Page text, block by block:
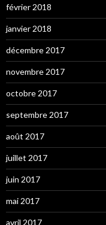
février 2018
janvier 2018
décembre 2017
novembre 2017
octobre 2017
septembre 2017
août 2017
juillet 2017
juin 2017
mai 2017
avril 2017